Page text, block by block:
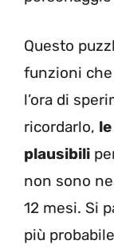
Questo
funzioni
l’ora di
ricordarlo,
plausibili
non sono
12 mesi. Si
più